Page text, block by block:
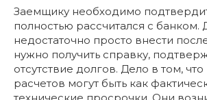
Заемщику необходимо
полностью рассчитался с банком.
недостаточно просто внести
нужно получить справку,
отсутствие долгов. Дело в том,
расчетов могут быть как
технические просрочки. Они